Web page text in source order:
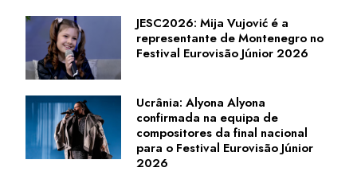
JESC2026: Mija Vujović é a
representante de Montenegro no
Festival Eurovisão Júnior 2026
Ucrânia: Alyona Alyona
confirmada na equipa de
compositores da final nacional
para o Festival Eurovisão Júnior
2026